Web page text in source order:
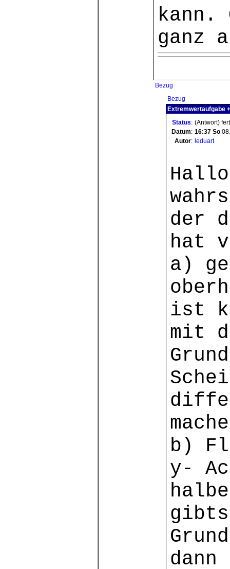
kann.
ganz
Bezug
Bezug
Extremwertaufgabe
Status: (Antwort)
Datum: 16:37 So
Autor: leduart
Hallo
der
hat
a)
ist
mit
b)
y-